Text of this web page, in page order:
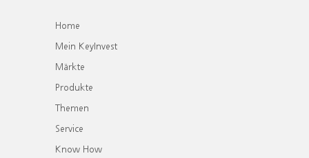
Home
Mein KeyInvest
Märkte
Produkte
Themen
Service
Know How